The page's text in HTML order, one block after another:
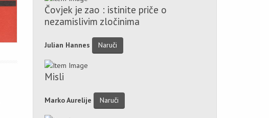
Čovjek je zao : istinite priče o
nezamislivim zločinima
Julian Hannes Naruči
Misli
Marko Aurelije Naruči